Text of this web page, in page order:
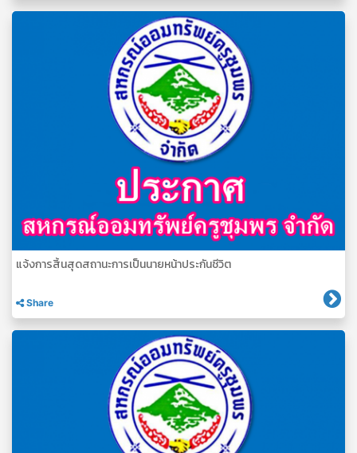
แจ้งการสิ้นสุดสถานะการเป็นนายหน้าประกันชีวิต
Share